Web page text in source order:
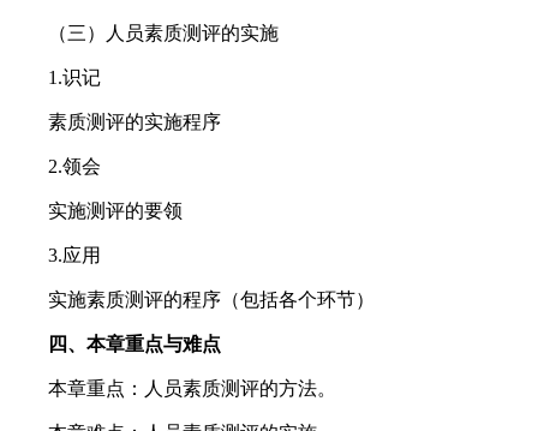
（三）人员素质测评的实施
1.识记
素质测评的实施程序
2.领会
实施测评的要领
3.应用
实施素质测评的程序（包括各个环节）
四、本章重点与难点
本章重点：人员素质测评的方法。